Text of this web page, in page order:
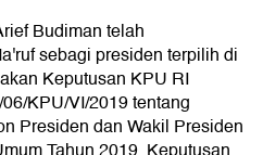
Budiman telah
sebagi presiden terpilih di
Keputusan KPU RI
KPU/VI/2019 tentang
Presiden dan Wakil Presiden